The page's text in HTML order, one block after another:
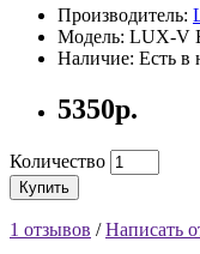
Производитель:
Модель: LUX-V
Наличие: Есть в
5350р.
Количество
Купить
1 отзывов /Написать